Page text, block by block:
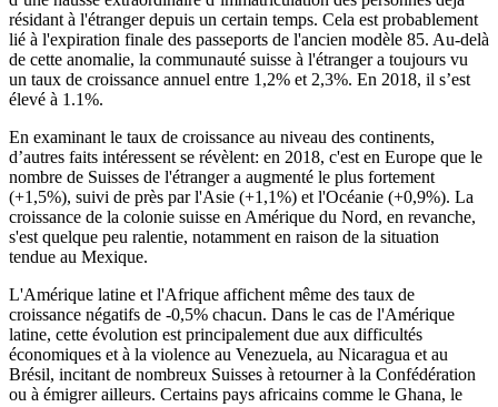
résidant à l'étranger depuis un certain temps. Cela est probablement
lié à l'expiration finale des passeports de l'ancien modèle 85. Au-delà
de cette anomalie, la communauté suisse à l'étranger a toujours vu
un taux de croissance annuel entre 1,2% et 2,3%. En 2018, il s’est
élevé à 1.1%.
En examinant le taux de croissance au niveau des continents,
d’autres faits intéressent se révèlent: en 2018, c'est en Europe que le
nombre de Suisses de l'étranger a augmenté le plus fortement
(+1,5%), suivi de près par l'Asie (+1,1%) et l'Océanie (+0,9%). La
croissance de la colonie suisse en Amérique du Nord, en revanche,
s'est quelque peu ralentie, notamment en raison de la situation
tendue au Mexique.
L'Amérique latine et l'Afrique affichent même des taux de
croissance négatifs de -0,5% chacun. Dans le cas de l'Amérique
latine, cette évolution est principalement due aux difficultés
économiques et à la violence au Venezuela, au Nicaragua et au
Brésil, incitant de nombreux Suisses à retourner à la Confédération
ou à émigrer ailleurs. Certains pays africains comme le Ghana, le